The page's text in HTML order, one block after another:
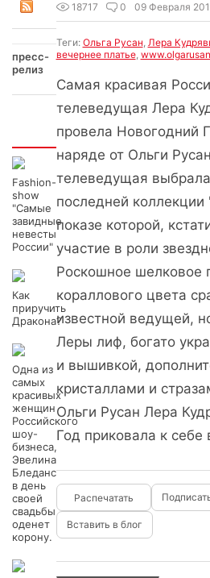
пресс-
релиз
Интересно
Fashion-
show
"Самые
завидные
невесты
России"
Как
приручить
Дракона?
Одна из
самых
красивых
женщин
Российского
шоу-
бизнеса,
Эвелина
Бледанс
в день
своей
свадьбы
оденет
корону.
18717 0 09 Февраля
Теги: Ольга Русан, Лера
вечернее платье,
Самая красивая
телеведущая Лера
провела Новогодний
наряде от Ольги
телеведущая
последней коллекции
показе которой,
участие в роли
Роскошное шелковое
кораллового цвета
известной ведущей,
Леры лиф, богато
и вышивкой,
кристаллами и
Ольги Русан Лера
Год приковала к
Вставить в блог